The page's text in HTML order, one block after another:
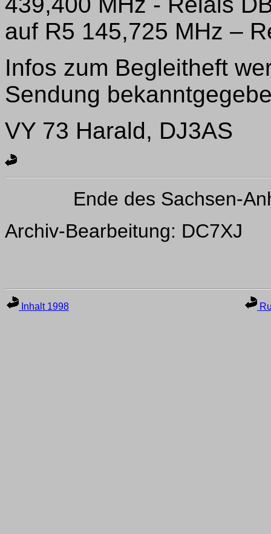
auf R5 145,725 MHz –
Infos zum Begleitheft
Sendung
VY 73 Harald, DJ3AS
Ende des Sachsen-
Archiv-Bearbeitung: DC7XJ
Inhalt 1998